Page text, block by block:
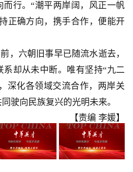
而行。“潮平两岸阔，风正一帆
正确方向，携手合作，便能开
，六朝旧事早已随流水逝去，
系却从未中断。唯有坚持“九二
深化各领域交流合作，两岸关
驶向民族复兴的光明未来。
【责编 李媛】